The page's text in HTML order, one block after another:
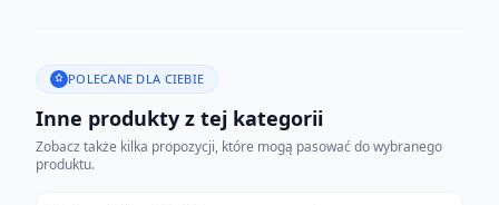
POLECANE DLA CIEBIE
Inne produkty z tej kategorii
Zobacz także kilka propozycji, które mogą pasować do wybranego
produktu.